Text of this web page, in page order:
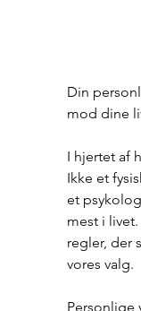
Din
mod dine
I hjertet af
Ikke et
et
mest i
regler, der
vores valg.